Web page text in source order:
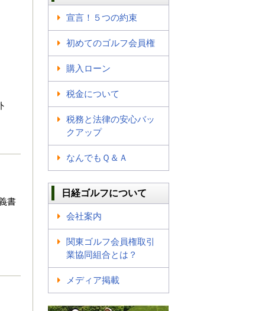
書
宣言！５つの約束
初めてのゴルフ会員権
購入ローン
税金について
税務と法律の安心バッ
クアップ
なんでもＱ＆Ａ
日経ゴルフについて
会社案内
関東ゴルフ会員権取引
業協同組合とは？
メディア掲載